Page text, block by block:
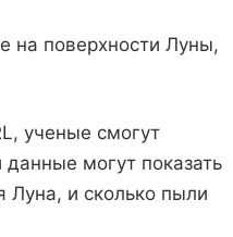
на поверхности Луны,
ученые смогут
данные могут показать
Луна, и сколько пыли